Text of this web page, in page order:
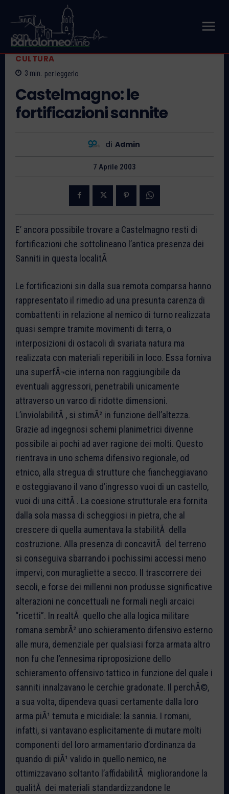
CULTURA
3 min. per leggerlo
Castelmagno: le
fortificazioni sannite
di Admin
7 Aprile 2003
E’ ancora possibile trovare a Castelmagno resti di
fortificazioni che sottolineano l’antica presenza dei
Sanniti in questa localitÃ
Le fortificazioni sin dalla sua remota comparsa hanno
rappresentato il rimedio ad una presunta carenza di
combattenti in relazione al nemico di turno realizzata
quasi sempre tramite movimenti di terra, o
interposizioni di ostacoli di svariata natura ma
realizzata con materiali reperibili in loco. Essa forniva
una superfÃ¬cie interna non raggiungibile da
eventuali aggressori, penetrabili unicamente
attraverso un varco di ridotte dimensioni.
L’inviolabilitÃ , si stimÃ² in funzione dell’altezza.
Grazie ad ingegnosi schemi planimetrici divenne
possibile ai pochi ad aver ragione dei molti. Questo
rientrava in uno schema difensivo regionale, od
etnico, alla stregua di strutture che fiancheggiavano
e osteggiavano il vano d’ingresso vuoi di un castello,
vuoi di una cittÃ . La coesione strutturale era fornita
dalla sola massa di scheggiosi in pietra, che al
crescere di quella aumentava la stabilitÃ della
costruzione. Alla presenza di concavitÃ del terreno
si conseguiva sbarrando i pochissimi accessi meno
impervi, con muragliette a secco. Il trascorrere dei
secoli, e forse dei millenni non produsse significative
alterazioni ne concettuali ne formali negli arcaici
“ricetti”. In realtÃ quello che alla logica militare
romana sembrÃ² uno schieramento difensivo esterno
alle mura, demenziale per qualsiasi forza armata altro
non fu che l’ennesima riproposizione dello
schieramento offensivo tattico in funzione del quale i
sanniti innalzavano le cerchie gradonate. Il perchÃ©,
a sua volta, dipendeva quasi certamente dalla loro
arma piÃ¹ temuta e micidiale: la sannia. I romani,
infatti, si vantavano esplicitamente di mutare molti
componenti del loro armamentario d’ordinanza da
quando di piÃ¹ valido in quello nemico, ne
ottimizzavano soltanto l’affidabilitÃ migliorandone la
qualitÃ dei materiali standardizzandone le